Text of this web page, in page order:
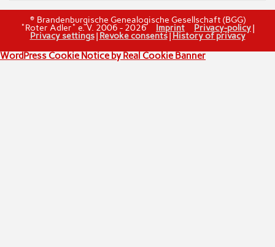
© Brandenburgische Genealogische Gesellschaft (BGG)
"Roter Adler" e. V. 2006 - 2026 Imprint Privacy-policy|
Privacy settings| Revoke consents| History of privacy
WordPress Cookie Notice by Real Cookie Banner